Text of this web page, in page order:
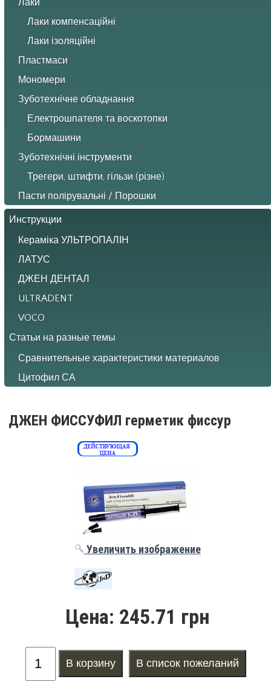
Лаки
Лаки компенсаційні
Лаки ізоляційні
Пластмаси
Мономери
Зуботехнічне обладнання
Електрошпателя та воскотопки
Бормашини
Зуботехнічні інструменти
Трегери, штифти, гільзи (різне)
Пасти полірувальні / Порошки
Инструкции
Кераміка УЛЬТРОПАЛІН
ЛАТУС
ДЖЕН ДЕНТАЛ
ULTRADENT
VOCO
Статьи на разные темы
Сравнительные характеристики материалов
Цитофил СА
ДЖЕН ФИССУФИЛ герметик фиссур
Увеличить изображение
Цена: 245.71 грн